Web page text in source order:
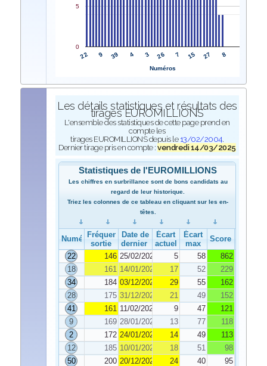
22 9 39 4 3 26 7 15 27 8
0
5
Numéros
Les détails statistiques et résultats des
tirages EUROMILLIONS
L'ensemble des statistiques de cette page prend en
compte les
tirages EUROMILLIONS depuis le 13/02/2004.
Dernier tirage pris en compte :vendredi 14/03/2025
Statistiques de l'EUROMILLIONS
Les chiffres en surbrillance sont de bons candidats au
regard de leur historique.
Triez les colonnes de ce tableau en cliquant sur les en-
têtes.
NuméroFréquence de
sortie
Date de
dernier tirage
Écart
actuel
Écart
max
Score
22
146 25/02/2025 5 58
862
18
161 14/01/2025 17 52
229
34
184 03/12/2024 29 55
162
28
175 31/12/2024 21 49
152
41
161 11/02/2025 9 47
121
9
169 28/01/2025 13 77
118
2
172 24/01/2025 14 49
113
12
185 10/01/2025 18 51
98
50
200 20/12/2024 24 40
95